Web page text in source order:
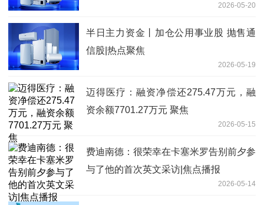
2026-05-20
半日主力资金丨加仓公用事业股 抛售通
信股|热点聚焦
2026-05-19
迈得医疗：融资净偿还275.47万元，融
资余额7701.27万元 聚焦
2026-05-15
费迪南德：很荣幸在卡塞米罗告别前夕参
与了他的首次英文采访|焦点播报
2026-05-14